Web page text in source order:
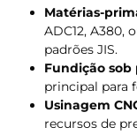
Matérias-
ADC12, A380,
padrões JIS.
Fundição sob
principal para
Usinagem
recursos de